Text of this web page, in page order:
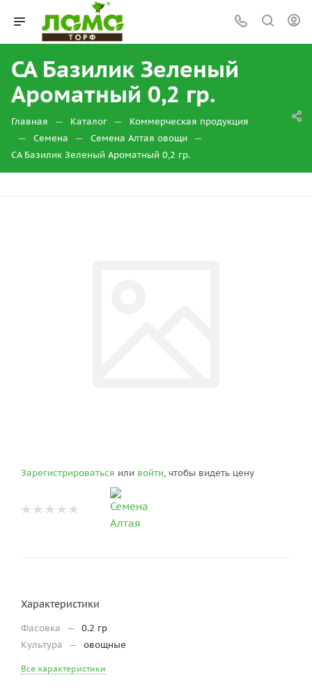
СА Базилик Зеленый
Ароматный 0,2 гр.
Главная — Каталог — Коммерческая продукция
— Семена — Семена Алтая овощи —
СА Базилик Зеленый Ароматный 0,2 гр.
Зарегистрироваться или войти, чтобы видеть цену
Характеристики
Фасовка —
0.2 гр
Культура
— овощные
Все характеристики